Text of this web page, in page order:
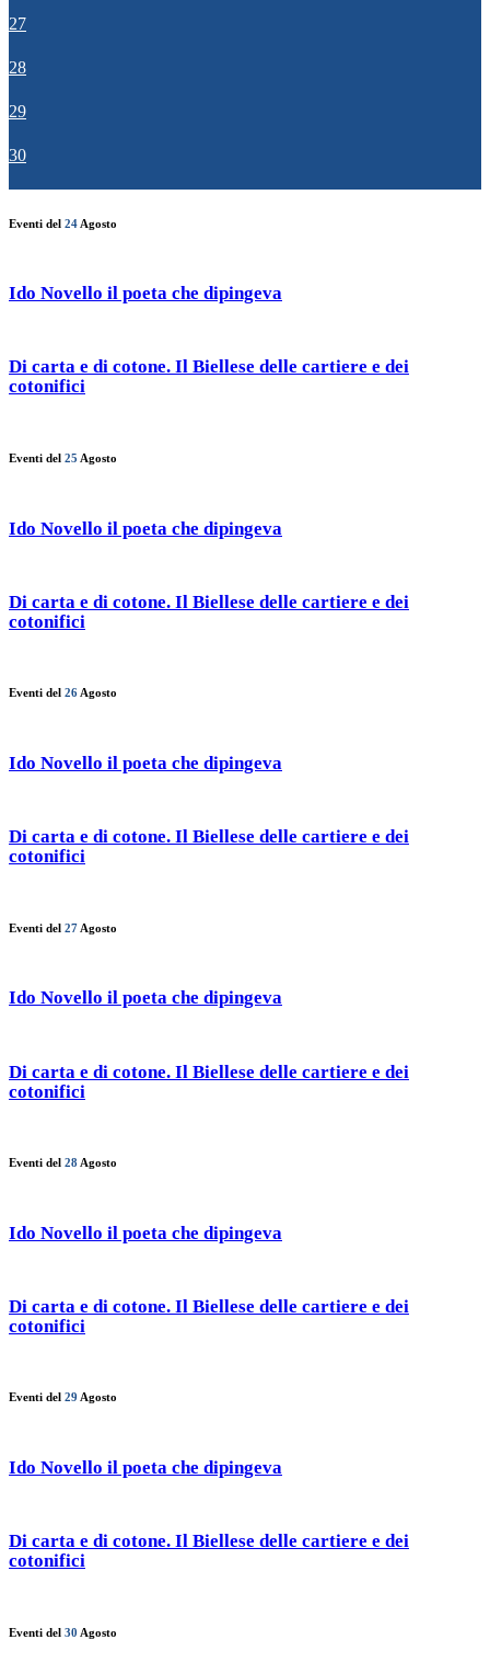
27
28
29
30
Eventi del 24 Agosto
Ido Novello il poeta che dipingeva
Di carta e di cotone. Il Biellese delle cartiere e dei
cotonifici
Eventi del 25 Agosto
Ido Novello il poeta che dipingeva
Di carta e di cotone. Il Biellese delle cartiere e dei
cotonifici
Eventi del 26 Agosto
Ido Novello il poeta che dipingeva
Di carta e di cotone. Il Biellese delle cartiere e dei
cotonifici
Eventi del 27 Agosto
Ido Novello il poeta che dipingeva
Di carta e di cotone. Il Biellese delle cartiere e dei
cotonifici
Eventi del 28 Agosto
Ido Novello il poeta che dipingeva
Di carta e di cotone. Il Biellese delle cartiere e dei
cotonifici
Eventi del 29 Agosto
Ido Novello il poeta che dipingeva
Di carta e di cotone. Il Biellese delle cartiere e dei
cotonifici
Eventi del 30 Agosto